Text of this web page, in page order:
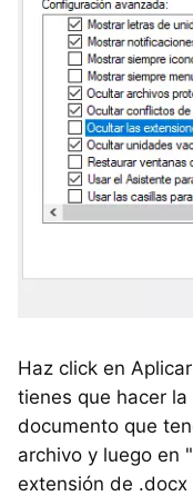
Haz click en
tienes que hacer
documento que
archivo y luego en
extensión de